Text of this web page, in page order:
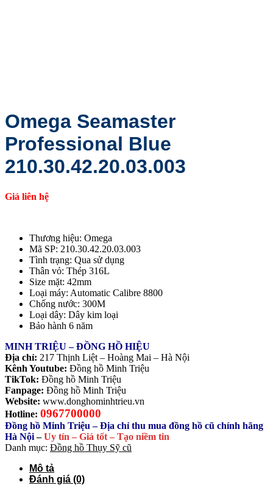
Omega Seamaster
Professional Blue
210.30.42.20.03.003
Giá liên hệ
Thương hiệu: Omega
Mã SP: 210.30.42.20.03.003
Tình trạng: Qua sử dụng
Thân vỏ: Thép 316L
Size mặt: 42mm
Loại máy: Automatic Calibre 8800
Chống nước: 300M
Loại dây: Dây kim loại
Bảo hành 6 năm
MINH TRIỆU – ĐỒNG HỒ HIỆU
Địa chỉ: 217 Thịnh Liệt – Hoàng Mai – Hà Nội
Kênh Youtube: Đồng hồ Minh Triệu
TikTok: Đồng hồ Minh Triệu
Fanpage: Đồng hồ Minh Triệu
Website: www.donghominhtrieu.vn
Hotline: 0967700000
Đồng hồ Minh Triệu – Địa chỉ thu mua đồng hồ cũ chính hãng
Hà Nội–Uy tín – Giá tốt – Tạo niềm tin
Danh mục: Đồng hồ Thụy Sỹ cũ
Mô tả
Đánh giá (0)